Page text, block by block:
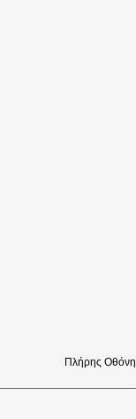
Πλήρης Οθόνη